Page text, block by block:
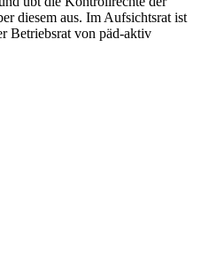
diesem aus. Im Aufsichtsrat ist
Betriebsrat von päd-aktiv